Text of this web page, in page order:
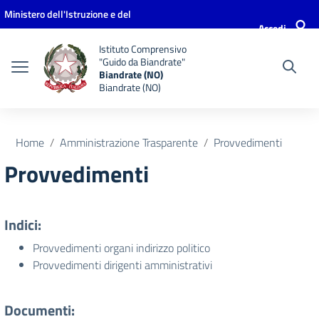
Vai ai contenuti
Vai al menu di navigazione
Vai al footer
Ministero dell'Istruzione e del
Accedi
Istituto Comprensivo
"Guido da Biandrate"
Biandrate (NO)
Biandrate (NO)
Home Amministrazione Trasparente Provvedimenti
Provvedimenti
Indici:
Provvedimenti organi indirizzo politico
Provvedimenti dirigenti amministrativi
Documenti: